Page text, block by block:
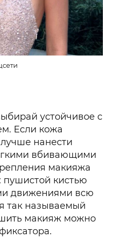
устойчивое с
Если кожа
нанести
вбивающими
макияжа
пушистой кистью
движениями всю
так называемый
макияж можно